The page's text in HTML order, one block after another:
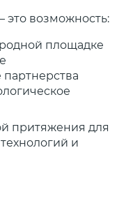
это возможность:
площадке
партнерства
притяжения для
и